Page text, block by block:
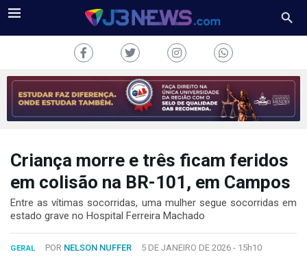
J3NEWS
COLUNAS
FALE
Criança morre e três ficam feridos
em colisão na BR-101, em Campos
Entre as vítimas socorridas, uma mulher segue socorridas em
estado grave no Hospital Ferreira Machado
GERAL POR NELSON NUFFER 5 DE JANEIRO DE 2026 - 15h10